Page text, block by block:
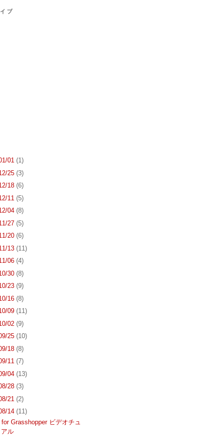
ブ
01 (1)
25 (3)
18 (6)
11 (5)
04 (8)
27 (5)
20 (6)
13 (11)
06 (4)
30 (8)
23 (9)
16 (8)
09 (11)
02 (9)
25 (10)
18 (8)
11 (7)
04 (13)
28 (3)
21 (2)
14 (11)
Grasshopper ビデオチュ
ル